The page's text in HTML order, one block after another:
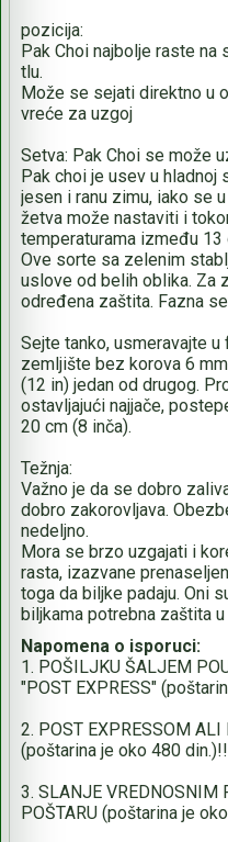
pozicija:
Pak Choi najbolje raste na
tlu.
Može se sejati direktno u
vreće za uzgoj
Setva: Pak Choi se može
Pak choi je usev u
jesen i ranu zimu, iako se
žetva može nastaviti i
temperaturama između 13
Ove sorte sa zelenim
uslove od belih oblika. Za
određena zaštita. Fazna
Sejte tanko, usmeravajte
zemljište bez korova 6
(12 in) jedan od drugog.
ostavljajući najjače,
20 cm (8 inča).
Težnja:
Važno je da se dobro
dobro zakorovljava.
nedeljno.
Mora se brzo uzgajati i
rasta, izazvane
toga da biljke padaju. Oni
biljkama potrebna zaštita
Napomena o isporuci:
1. POŠILJKU ŠALJEM
"POST EXPRESS"
2. POST EXPRESSOM
(poštarina je oko 480
3. SLANJE VREDNOSNIM
POŠTARU (poštarina je